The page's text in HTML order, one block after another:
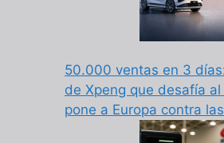
50.000 ventas en 3
de Xpeng que desafía
pone a Europa contra